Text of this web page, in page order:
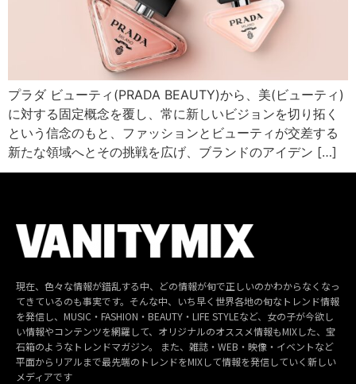
プラダ ビューティ(PRADA BEAUTY)から、美(ビューティ)
に対する固定概念を覆し、常に新しいビジョンを切り拓く
という信念のもと、ファッションとビューティが交差する
新たな領域へとその挑戦を広げ、ブランドのアイデン […]
現在、色々な情報が錯乱する中、どの情報が旬で正しいのかわからなくなっ
てきているのも事実です。そんな中、いち早く世界各地の旬なトレンド情報
を発信し、MUSIC・FASHION・BEAUTY・LIFE STYLEなど、女の子が今欲し
い情報やコンテンツを網羅して、オリジナルのオススメ情報もMIXした、宝
石箱のようなトレンドマガジン。 また、雑誌・WEB・映像・イベントなど
平面からリアルまで最先端のトレンドをMIXして情報を発信していく新しい
メディアです